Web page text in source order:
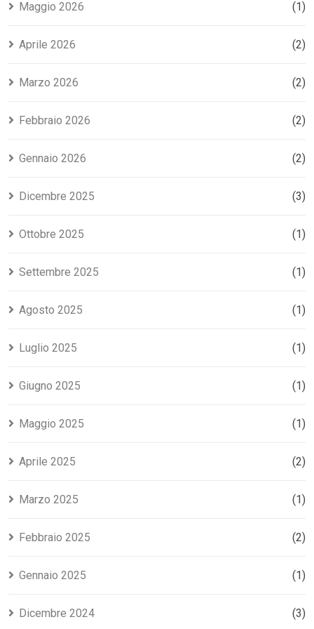
Maggio 2026 (1)
Aprile 2026 (2)
Marzo 2026 (2)
Febbraio 2026 (2)
Gennaio 2026 (2)
Dicembre 2025 (3)
Ottobre 2025 (1)
Settembre 2025 (1)
Agosto 2025 (1)
Luglio 2025 (1)
Giugno 2025 (1)
Maggio 2025 (1)
Aprile 2025 (2)
Marzo 2025 (1)
Febbraio 2025 (2)
Gennaio 2025 (1)
Dicembre 2024 (3)